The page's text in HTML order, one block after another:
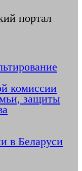
портал
комиссии
защиты
в Беларуси